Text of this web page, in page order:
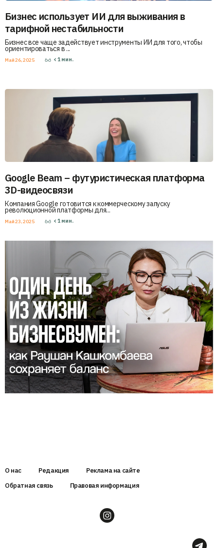
Бизнес использует ИИ для выживания в
тарифной нестабильности
Бизнес все чаще задействует инструменты ИИ для того, чтобы
ориентироваться в ...
Май 26, 2025 < 1 мин.
Google Beam – футуристическая платформа
3D-видеосвязи
Компания Google готовится к коммерческому запуску
революционной платформы для...
Май 23, 2025 < 1 мин.
О нас Редакция
Реклама на сайте
Обратная связь
Правовая информация